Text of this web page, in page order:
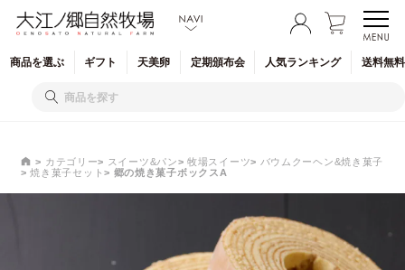
商品を選ぶ ギフト 天美卵 定期頒布会 人気ランキング 送料無
カテゴリー スイーツ&パン 牧場スイーツ
バウムクーヘン&焼き菓子
焼き菓子セット
郷の焼き菓子ボックスA